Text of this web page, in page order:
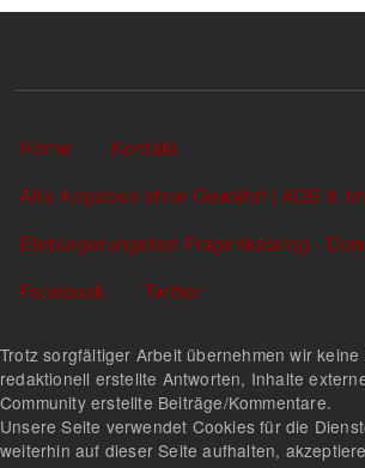
Sekundärlinks
Home
Kontakt
Alle Angaben ohne Gewähr! | AGB &
Einbürgerungstest Fragenkatalog -
Facebook
Twitter
Trotz sorgfältiger Arbeit übernehmen wir
redaktionell erstellte Antworten, Inhalte
Community erstellte Beiträge/Kommentare.
Unsere Seite verwendet Cookies für die
weiterhin auf dieser Seite aufhalten,